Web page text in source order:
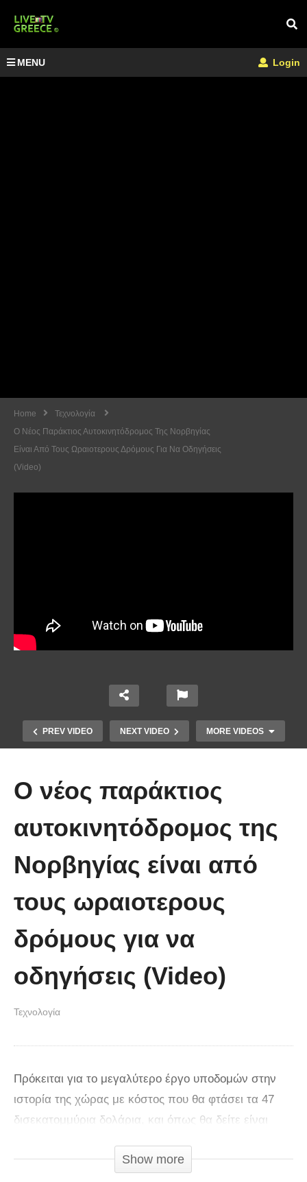
MENU Login
Home
Τεχνολογία
Ο Νέος Παράκτιος Αυτοκινητόδρομος Της Νορβηγίας
Είναι Από Τους Ωραιοτερους Δρόμους Για Να Οδηγήσεις
(Video)
PREV VIDEO NEXT VIDEO MORE VIDEOS
μήκους 50 μέτρων
Ο νέος παράκτιος
αυτοκινητόδρομος της
Νορβηγίας είναι από
τους ωραιοτερους
δρόμους για να
οδηγήσεις (Video)
Τεχνολογία
Πρόκειται για το μεγαλύτερο έργο υποδομών στην
ιστορία της χώρας με κόστος που θα φτάσει τα 47
δισεκατομμύρια δολάρια, και όπως θα δείτε είναι
Show more